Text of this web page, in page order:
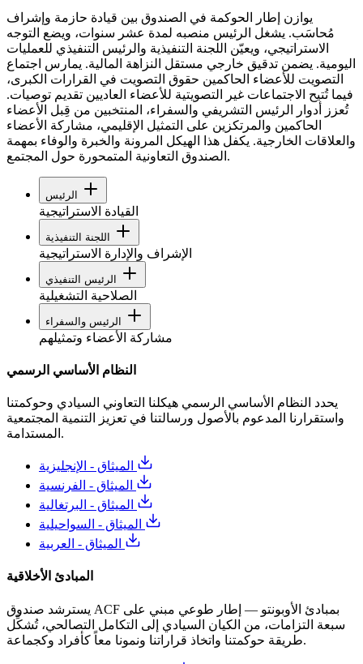
يوازن إطار الحوكمة في الصندوق بين قيادة حازمة وإشراف
مُحاسَب. يشغل الرئيس منصبه لمدة عشر سنوات، ويضع التوجه
الاستراتيجي، ويعيّن اللجنة التنفيذية والرئيس التنفيذي للعمليات
اليومية. يضمن تدقيق خارجي مستقل النزاهة المالية. يمارس اجتماع
التصويت للأعضاء الحاكمين حقوق التصويت في القرارات الكبرى،
فيما تُتيح الاجتماعات غير التصويتية للأعضاء العاديين تقديم توصيات.
تُعزز أدوار الرئيس التشريفي والسفراء، المنتخبين من قِبل الأعضاء
الحاكمين والمرتكزين على التمثيل الإقليمي، مشاركة الأعضاء
والعلاقات الخارجية. يكفل هذا الهيكل المرونة والخبرة والوفاء بمهمة
الصندوق التعاونية المتمحورة حول المجتمع.
الرئيس
القيادة الاستراتيجية
اللجنة التنفيذية
الإشراف والإدارة الاستراتيجية
الرئيس التنفيذي
الصلاحية التشغيلية
الرئيس والسفراء
مشاركة الأعضاء وتمثيلهم
النظام الأساسي الرسمي
يحدد النظام الأساسي الرسمي هيكلنا التعاوني السيادي وحوكمتنا
واستقرارنا المدعوم بالأصول ورسالتنا في تعزيز التنمية المجتمعية
المستدامة.
الميثاق - الإنجليزية
الميثاق - الفرنسية
الميثاق - البرتغالية
الميثاق - السواحيلية
الميثاق - العربية
المبادئ الأخلاقية
يسترشد صندوق ACF بمبادئ الأوبونتو — إطار طوعي مبني على
سبعة التزامات، من الكيان السيادي إلى التكامل التصالحي، تُشكِّل
طريقة حوكمتنا واتخاذ قراراتنا ونمونا معاً كأفراد وكجماعة.